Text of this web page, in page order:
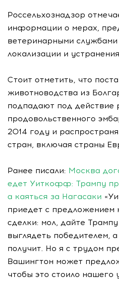
Россельхознадзор
информации о мерах,
ветеринарными службами
локализации и
Стоит отметить, что
животноводства из
подпадают под действие
продовольственного
2014 году и
стран, включая страны
Ранее писали: Москва
едет Уиткофф: Трампу
а каяться за Нагасаки
приедет с предложением
сделки: мол, дайте
выглядеть победителем,
получит. Но я с трудом
Вашингтон может
чтобы это стоило нашего